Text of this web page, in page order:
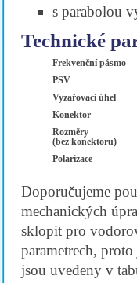
s parabolou
Technické
Frekvenční pásmo
PSV
Vyzařovací úhel
Konektor
Rozměry
(bez konektoru)
Polarizace
Doporučujeme
mechanických
sklopit pro
parametrech,
jsou uvedeny v